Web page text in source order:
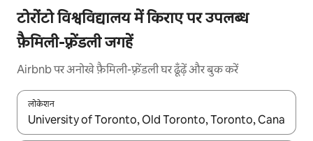
टोरोंटो विश्वविद्यालय में किराए पर उपलब्ध
फ़ैमिली-फ़्रेंडली जगहें
Airbnb पर अनोखे फ़ैमिली-फ़्रेंडली घर ढूँढ़ें और बुक करें
लोकेशन
नतीजों के उपलब्ध होने पर, अप और डाउन 'ऐरो की' का इस्तेमाल करके नेविगेट